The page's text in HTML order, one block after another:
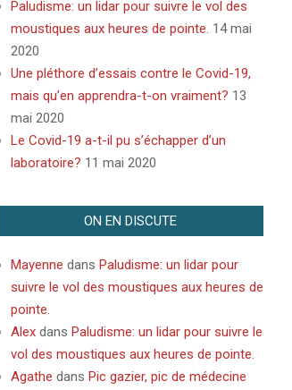
Paludisme: un lidar pour suivre le vol des
moustiques aux heures de pointe. 14 mai
2020
Une pléthore d’essais contre le Covid-19,
mais qu’en apprendra-t-on vraiment? 13
mai 2020
Le Covid-19 a-t-il pu s’échapper d’un
laboratoire? 11 mai 2020
ON EN DISCUTE
Mayenne dans Paludisme: un lidar pour
suivre le vol des moustiques aux heures de
pointe.
Alexdans Paludisme: un lidar pour suivre le
vol des moustiques aux heures de pointe.
Agathe dans Pic gazier, pic de médecine